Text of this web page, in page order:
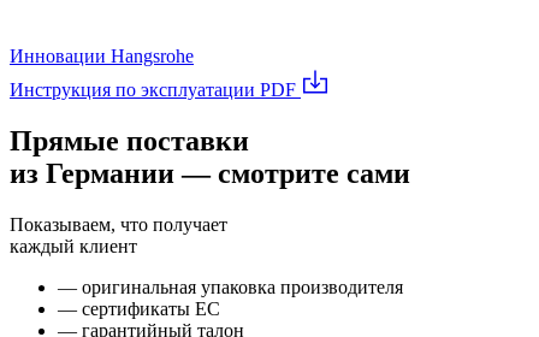
Инновации Hangsrohe
Инструкция по эксплуатации PDF
Прямые поставки
из Германии — смотрите сами
Показываем, что получает
каждый клиент
— оригинальная упаковка производителя
— сертификаты ЕС
— гарантийный талон